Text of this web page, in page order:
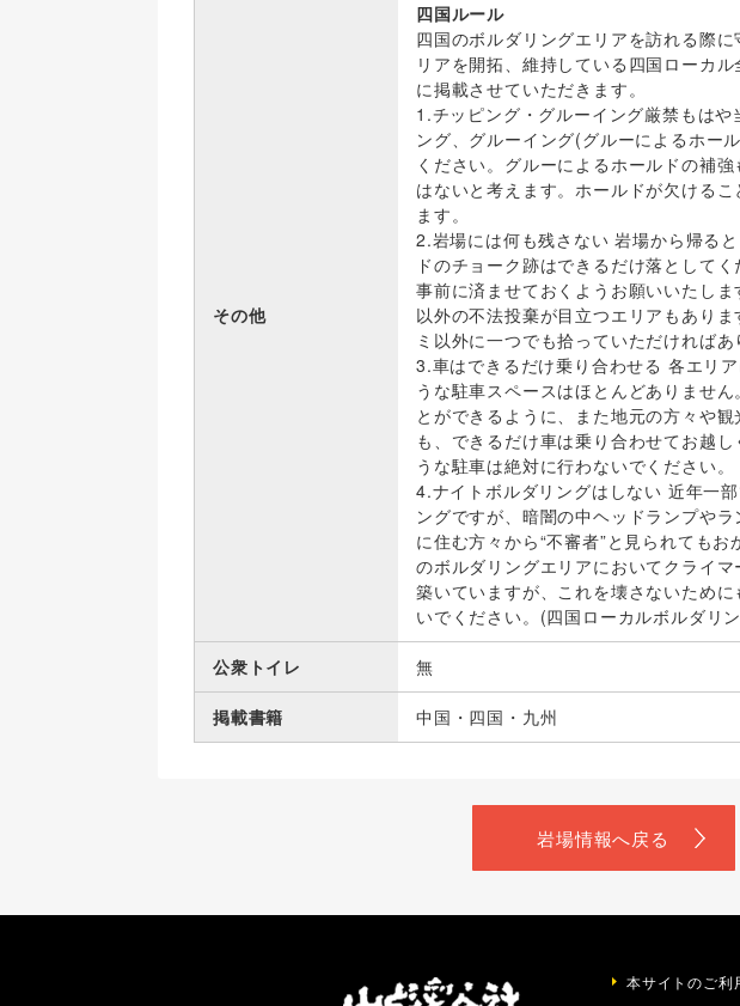
その他
四国ルール
四国のボルダリングエリアを訪れる際
リアを開拓、維持している四国ローカ
に掲載させていただきます。
1.チッピング・グルーイング厳禁もは
ング、グルーイング(グルーによるホー
ください。グルーによるホールドの補
はないと考えます。ホールドが欠ける
ます。
2.岩場には何も残さない 岩場から帰る
ドのチョーク跡はできるだけ落として
事前に済ませておくようお願いいたし
以外の不法投棄が目立つエリアもあり
ミ以外に一つでも拾っていただければあ
3.車はできるだけ乗り合わせる 各エリ
うな駐車スペースはほとんどありませ
とができるように、また地元の方々や
も、できるだけ車は乗り合わせてお越
うな駐車は絶対に行わないでください。
4.ナイトボルダリングはしない 近年一
ングですが、暗闇の中ヘッドランプや
に住む方々から“不審者”と見られても
のボルダリングエリアにおいてクライ
築いていますが、これを壊さないため
いでください。(四国ローカルボルダリ
公衆トイレ 無
掲載書籍 中国・四国・九州
岩場情報へ戻る
本サイトのご利